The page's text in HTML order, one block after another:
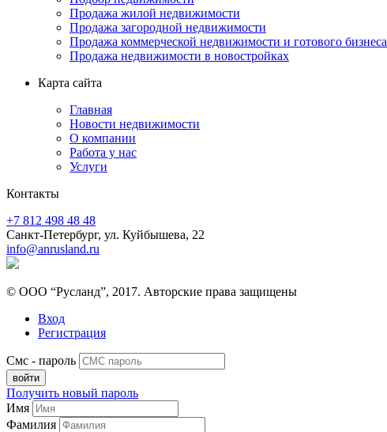
Продажа жилой недвижимости
Продажа загородной недвижимости
Продажа коммерческой недвижимости и готового бизнеса
Продажа недвижимости в новостройках
Карта сайта
Главная
Новости недвижимости
О компании
Работа у нас
Услуги
Контакты
+7 812 498 48 48
Санкт-Петербург, ул. Куйбышева, 22
info@anrusland.ru
© ООО “Русланд”, 2017. Авторские права защищены
Вход
Регистрация
Смс - пароль
Получить новый пароль
Имя
Фамилия